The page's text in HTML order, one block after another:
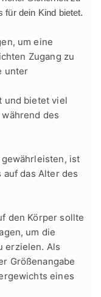
für dein Kind bietet.
um eine
Zugang zu
unter
und bietet viel
des
ist
auf das Alter des
den Körper sollte
um die
erzielen. Als
Größenangabe
eines